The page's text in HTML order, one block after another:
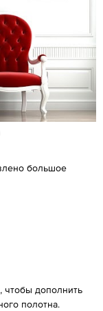
большое
дополнить
полотна.